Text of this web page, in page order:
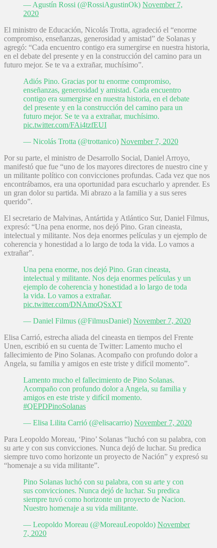
— Agustín Rossi (@RossiAgustinOk) November 7,
2020
El ministro de Educación, Nicolás Trotta, agradeció el “enorme
compromiso, enseñanzas, generosidad y amistad” de Solanas y
agregó: “Cada encuentro contigo era sumergirse en nuestra historia,
en el debate del presente y en la construcción del camino para un
futuro mejor. Se te va a extrañar, muchísimo”.
Adiós Pino. Gracias por tu enorme compromiso,
enseñanzas, generosidad y amistad. Cada encuentro
contigo era sumergirse en nuestra historia, en el debate
del presente y en la construcción del camino para un
futuro mejor. Se te va a extrañar, muchísimo.
pic.twitter.com/FAi4tzfEUI
— Nicolás Trotta (@trottanico) November 7, 2020
Por su parte, el ministro de Desarrollo Social, Daniel Arroyo,
manifestó que fue “uno de los mayores directores de nuestro cine y
un militante político con convicciones profundas. Cada vez que nos
encontrábamos, era una oportunidad para escucharlo y aprender. Es
un gran dolor su partida. Mi abrazo a la familia y a sus seres
querido”.
El secretario de Malvinas, Antártida y Atlántico Sur, Daniel Filmus,
expresó: “Una pena enorme, nos dejó Pino. Gran cineasta,
intelectual y militante. Nos deja enormes películas y un ejemplo de
coherencia y honestidad a lo largo de toda la vida. Lo vamos a
extrañar”.
Una pena enorme, nos dejó Pino. Gran cineasta,
intelectual y militante. Nos deja enormes películas y un
ejemplo de coherencia y honestidad a lo largo de toda
la vida. Lo vamos a extrañar.
pic.twitter.com/DNAmoQSxXT
— Daniel Filmus (@FilmusDaniel) November 7, 2020
Elisa Carrió, estrecha aliada del cineasta en tiempos del Frente
Unen, escribió en su cuenta de Twitter: Lamento mucho el
fallecimiento de Pino Solanas. Acompaño con profundo dolor a
Angela, su familia y amigos en este triste y difícil momento”.
Lamento mucho el fallecimiento de Pino Solanas.
Acompaño con profundo dolor a Angela, su familia y
amigos en este triste y difícil momento.
#QEPDPinoSolanas
— Elisa Lilita Carrió (@elisacarrio) November 7, 2020
Para Leopoldo Moreau, ‘Pino’ Solanas “luchó con su palabra, con
su arte y con sus convicciones. Nunca dejó de luchar. Su predica
siempre tuvo como horizonte un proyecto de Nación” y expresó su
“homenaje a su vida militante”.
Pino Solanas luchó con su palabra, con su arte y con
sus convicciones. Nunca dejó de luchar. Su predica
siempre tuvó como horizonte un proyecto de Nacion.
Nuestro homenaje a su vida militante.
— Leopoldo Moreau (@MoreauLeopoldo) November
7, 2020